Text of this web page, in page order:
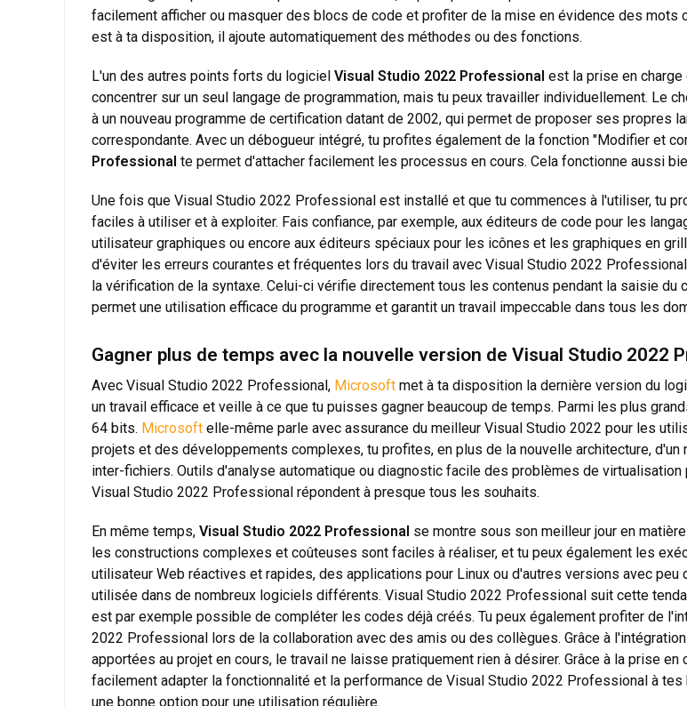
facilement afficher ou masquer des blocs de code et profiter de la mise en évidence des
est à ta disposition, il ajoute automatiquement des méthodes ou des fonctions.
L'un des autres points forts du logiciel Visual Studio 2022 Professional est la prise en
concentrer sur un seul langage de programmation, mais tu peux travailler individuellement.
à un nouveau programme de certification datant de 2002, qui permet de proposer ses propres
correspondante. Avec un débogueur intégré, tu profites également de la fonction "Modifier et
Professional te permet d'attacher facilement les processus en cours. Cela fonctionne aussi
Une fois que Visual Studio 2022 Professional est installé et que tu commences à l'utiliser, tu
faciles à utiliser et à exploiter. Fais confiance, par exemple, aux éditeurs de code pour les
utilisateur graphiques ou encore aux éditeurs spéciaux pour les icônes et les graphiques en
d'éviter les erreurs courantes et fréquentes lors du travail avec Visual Studio 2022
la vérification de la syntaxe. Celui-ci vérifie directement tous les contenus pendant la saisie
permet une utilisation efficace du programme et garantit un travail impeccable dans tous les
Gagner plus de temps avec la nouvelle version de Visual Studio 2022
Avec Visual Studio 2022 Professional, Microsoft met à ta disposition la dernière version du
un travail efficace et veille à ce que tu puisses gagner beaucoup de temps. Parmi les plus
64 bits. Microsoft elle-même parle avec assurance du meilleur Visual Studio 2022 pour les
projets et des développements complexes, tu profites, en plus de la nouvelle architecture,
inter-fichiers. Outils d'analyse automatique ou diagnostic facile des problèmes de
Visual Studio 2022 Professional répondent à presque tous les souhaits.
En même temps, Visual Studio 2022 Professional se montre sous son meilleur jour en
les constructions complexes et coûteuses sont faciles à réaliser, et tu peux également les
utilisateur Web réactives et rapides, des applications pour Linux ou d'autres versions avec
utilisée dans de nombreux logiciels différents. Visual Studio 2022 Professional suit cette
est par exemple possible de compléter les codes déjà créés. Tu peux également profiter de
2022 Professional lors de la collaboration avec des amis ou des collègues. Grâce à
apportées au projet en cours, le travail ne laisse pratiquement rien à désirer. Grâce à la prise
facilement adapter la fonctionnalité et la performance de Visual Studio 2022 Professional à
une bonne option pour une utilisation régulière.